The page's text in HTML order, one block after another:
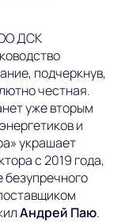
ДСК
подчеркнув,
честная.
уже вторым
и
украшает
с 2019 года,
безупречного
Андрей Паю.